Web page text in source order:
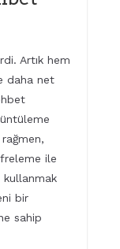
Artık hem
daha net
ile
kullanmak
bir
sahip